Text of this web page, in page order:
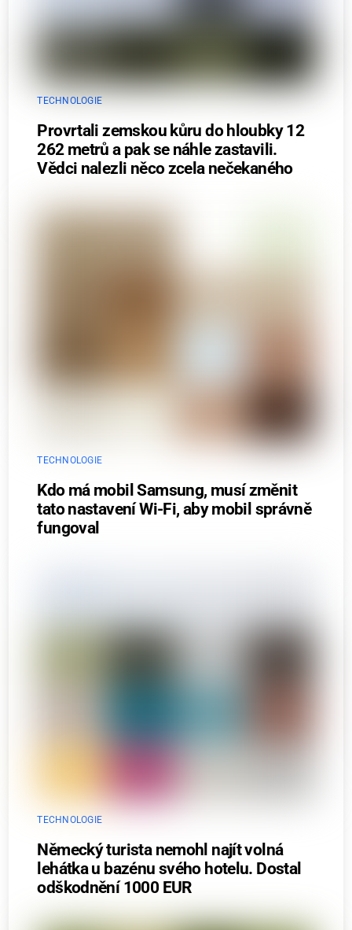
TECHNOLOGIE
Provrtali zemskou kůru do hloubky 12
262 metrů a pak se náhle zastavili.
Vědci nalezli něco zcela nečekaného
TECHNOLOGIE
Kdo má mobil Samsung, musí změnit
tato nastavení Wi-Fi, aby mobil správně
fungoval
TECHNOLOGIE
Německý turista nemohl najít volná
lehátka u bazénu svého hotelu. Dostal
odškodnění 1000 EUR